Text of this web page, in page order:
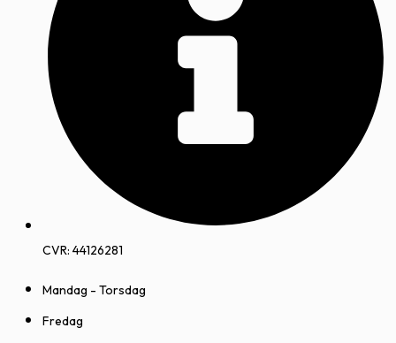
CVR: 44126281
Mandag - Torsdag
Fredag